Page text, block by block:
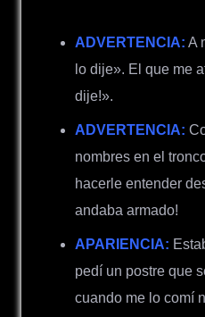
ADVERTENCIA: A
lo dije». El que me
dije!».
ADVERTENCIA:
nombres en el
hacerle entender
andaba armado!
APARIENCIA:
pedí un postre que
cuando me lo comí